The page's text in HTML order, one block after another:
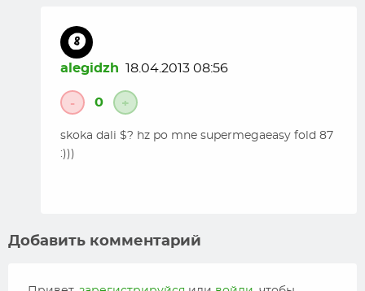
alegidzh 18.04.2013 08:56
- 0 +
skoka dali $? hz po mne supermegaeasy fold 87
:)))
Добавить комментарий